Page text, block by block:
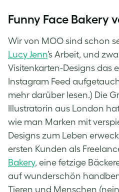
Funny Face Bakery
Wir von MOO sind schon
Lucy Jenn’s Arbeit, und
Visitenkarten-Designs das
Instagram Feed
mehr darüber lesen.) Die
Illustratorin aus London
wie man Marken mit
Designs zum Leben
ersten Kunden als
Bakery, eine fetzige
auf wunderschön
Tieren und Menschen